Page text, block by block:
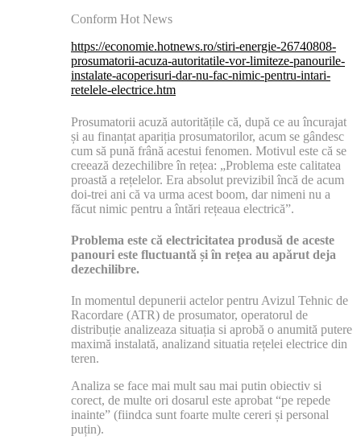
Conform Hot News
https://economie.hotnews.ro/stiri-energie-26740808-
prosumatorii-acuza-autoritatile-vor-limiteze-panourile-
instalate-acoperisuri-dar-nu-fac-nimic-pentru-intari-
retelele-electrice.htm
Prosumatorii acuză autoritățile că, după ce au încurajat
și au finanțat apariția prosumatorilor, acum se gândesc
cum să pună frână acestui fenomen. Motivul este că se
creează dezechilibre în rețea: „Problema este calitatea
proastă a rețelelor. Era absolut previzibil încă de acum
doi-trei ani că va urma acest boom, dar nimeni nu a
făcut nimic pentru a întări rețeaua electrică”.
Problema este că electricitatea produsă de aceste
panouri este fluctuantă și în rețea au apărut deja
dezechilibre.
In momentul depunerii actelor pentru Avizul Tehnic de
Racordare (ATR) de prosumator, operatorul de
distribuție analizeaza situația si aprobă o anumită putere
maximă instalată, analizand situatia rețelei electrice din
teren.
Analiza se face mai mult sau mai putin obiectiv si
corect, de multe ori dosarul este aprobat “pe repede
inainte” (fiindca sunt foarte multe cereri și personal
puțin).